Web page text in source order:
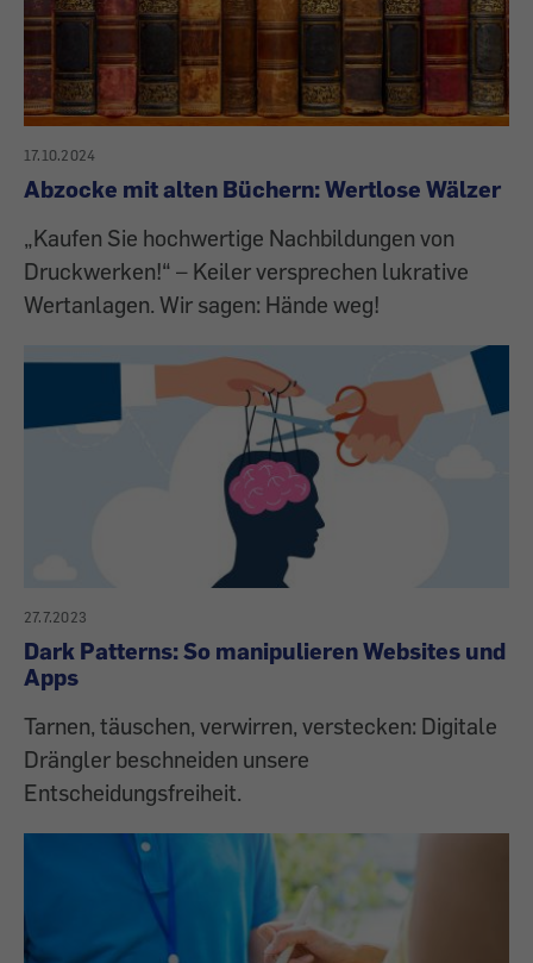
17.10.2024
Abzocke mit alten Büchern: Wertlose Wälzer
„Kaufen Sie hochwertige Nachbildungen von
Druckwerken!“ – Keiler versprechen lukrative
Wertanlagen. Wir sagen: Hände weg!
27.7.2023
Dark Patterns: So manipulieren Websites und
Apps
Tarnen, täuschen, verwirren, verstecken: Digitale
Drängler beschneiden unsere
Entscheidungsfreiheit.